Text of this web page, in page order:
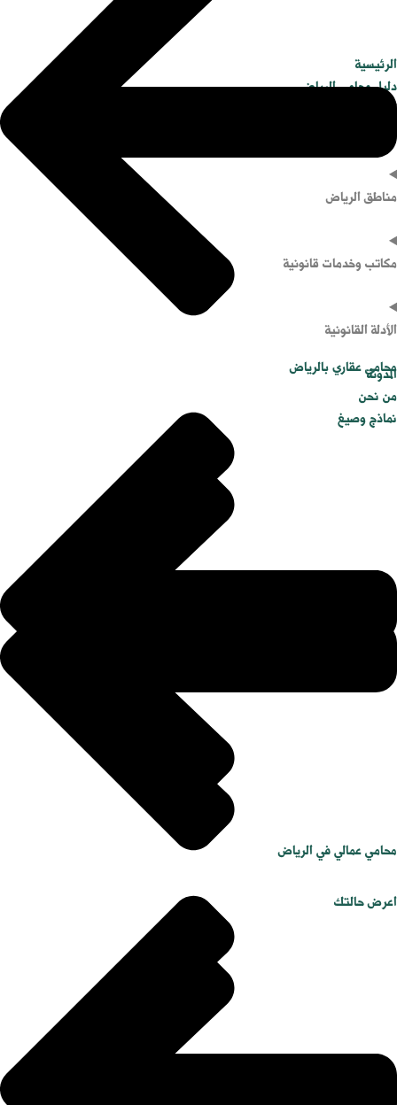
محامي عقاري بالرياض
محامي عمالي في الرياض
الرئيسية
دليل محامي الرياض
مناطق الرياض
مكاتب وخدمات قانونية
الأدلة القانونية
المدونة
من نحن
نماذج وصيغ
اعرض حالتك